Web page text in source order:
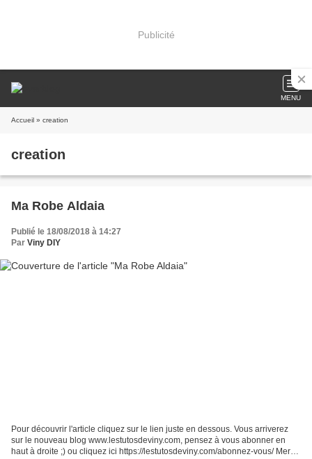
Publicité
MENU
Accueil » creation
creation
Ma Robe Aldaia
Publié le 18/08/2018 à 14:27
Par Viny DIY
Pour découvrir l'article cliquez sur le lien juste en dessous. Vous arriverez
sur le nouveau blog www.lestutosdeviny.com, pensez à vous abonner en
haut à droite ;) ou cliquez ici https://lestutosdeviny.com/abonnez-vous/ Merci.